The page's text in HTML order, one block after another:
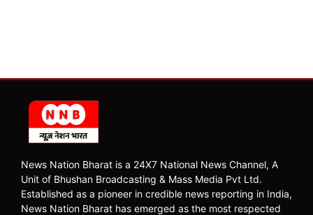
News Nation Bharat is a 24X7 National News Channel, A
Unit of Bhushan Broadcasting & Mass Media Pvt Ltd.
Established as a pioneer in credible news reporting in India,
News Nation Bharat has emerged as the most respected